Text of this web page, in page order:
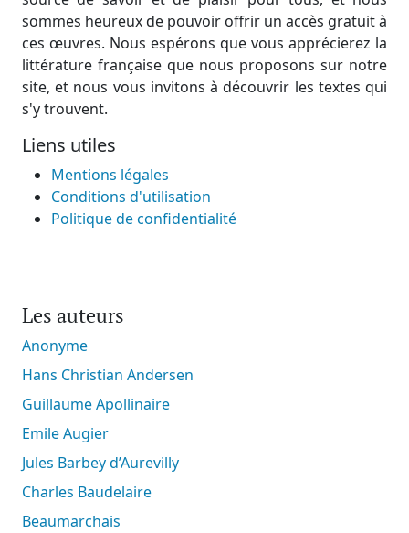
sommes heureux de pouvoir offrir un accès gratuit à
ces œuvres. Nous espérons que vous apprécierez la
littérature française que nous proposons sur notre
site, et nous vous invitons à découvrir les textes qui
s'y trouvent.
Liens utiles
Mentions légales
Conditions d'utilisation
Politique de confidentialité
Les auteurs
Anonyme
Hans Christian Andersen
Guillaume Apollinaire
Emile Augier
Jules Barbey d’Aurevilly
Charles Baudelaire
Beaumarchais